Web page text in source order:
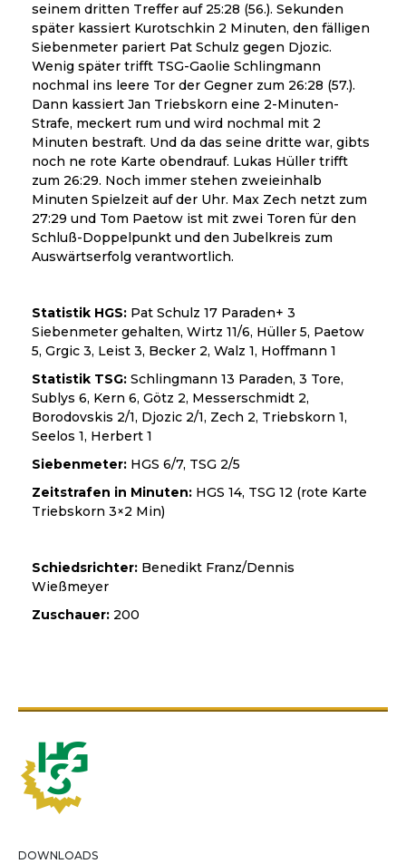
seinem dritten Treffer auf 25:28 (56.). Sekunden
später kassiert Kurotschkin 2 Minuten, den fälligen
Siebenmeter pariert Pat Schulz gegen Djozic.
Wenig später trifft TSG-Gaolie Schlingmann
nochmal ins leere Tor der Gegner zum 26:28 (57.).
Dann kassiert Jan Triebskorn eine 2-Minuten-
Strafe, meckert rum und wird nochmal mit 2
Minuten bestraft. Und da das seine dritte war, gibts
noch ne rote Karte obendrauf. Lukas Hüller trifft
zum 26:29. Noch immer stehen zweieinhalb
Minuten Spielzeit auf der Uhr. Max Zech netzt zum
27:29 und Tom Paetow ist mit zwei Toren für den
Schluß-Doppelpunkt und den Jubelkreis zum
Auswärtserfolg verantwortlich.
Statistik HGS: Pat Schulz 17 Paraden+ 3
Siebenmeter gehalten, Wirtz 11/6, Hüller 5, Paetow
5, Grgic 3, Leist 3, Becker 2, Walz 1, Hoffmann 1
Statistik TSG: Schlingmann 13 Paraden, 3 Tore,
Sublys 6, Kern 6, Götz 2, Messerschmidt 2,
Borodovskis 2/1, Djozic 2/1, Zech 2, Triebskorn 1,
Seelos 1, Herbert 1
Siebenmeter: HGS 6/7, TSG 2/5
Zeitstrafen in Minuten: HGS 14, TSG 12 (rote Karte
Triebskorn 3×2 Min)
Schiedsrichter: Benedikt Franz/Dennis
Wießmeyer
Zuschauer: 200
DOWNLOADS